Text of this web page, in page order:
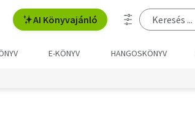
AI Könyvajánló
E-KÖNYV HANGOSKÖNYV